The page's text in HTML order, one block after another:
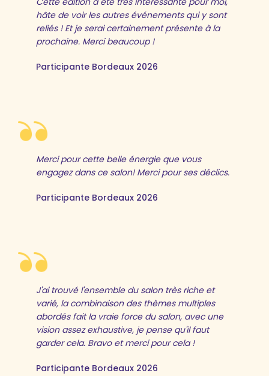
hâte de voir les autres événements qui y sont
reliés ! Et je serai certainement présente à la
prochaine. Merci beaucoup !
Participante Bordeaux 2026
Merci pour cette belle énergie que vous
engagez dans ce salon! Merci pour ses déclics.
Participante Bordeaux 2026
J'ai trouvé l'ensemble du salon très riche et
varié, la combinaison des thèmes multiples
abordés fait la vraie force du salon, avec une
vision assez exhaustive, je pense qu'il faut
garder cela. Bravo et merci pour cela !
Participante Bordeaux 2026